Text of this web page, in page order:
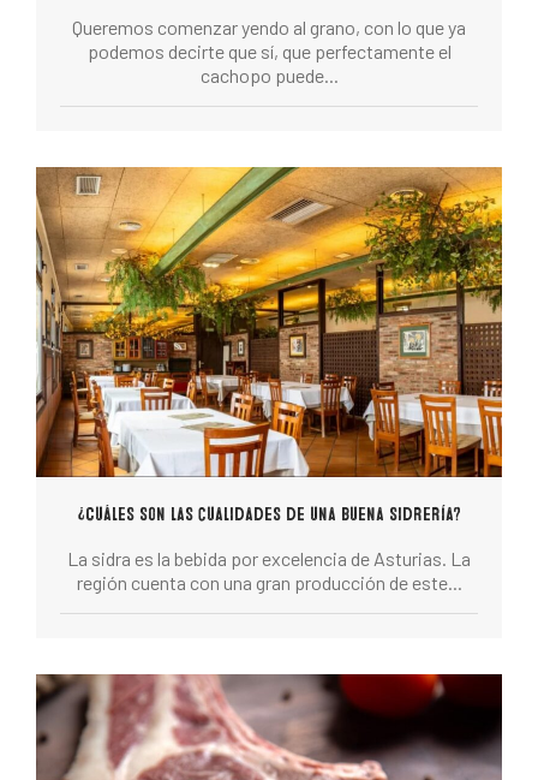
Queremos comenzar yendo al grano, con lo que ya
podemos decirte que sí, que perfectamente el
cachopo puede...
¿Cuáles son las cualidades de una buena sidrería?
La sidra es la bebida por excelencia de Asturias. La
región cuenta con una gran producción de este...